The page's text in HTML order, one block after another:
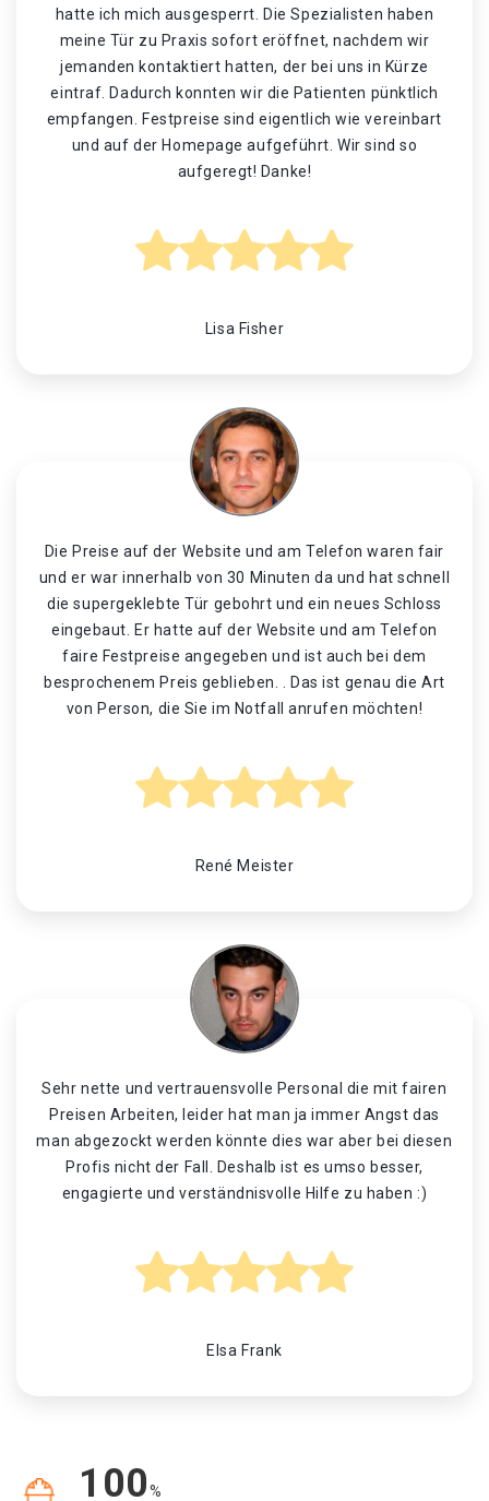
hatte ich mich ausgesperrt. Die Spezialisten haben
meine Tür zu Praxis sofort eröffnet, nachdem wir
jemanden kontaktiert hatten, der bei uns in Kürze
eintraf. Dadurch konnten wir die Patienten pünktlich
empfangen. Festpreise sind eigentlich wie vereinbart
und auf der Homepage aufgeführt. Wir sind so
aufgeregt! Danke!
Lisa Fisher
Die Preise auf der Website und am Telefon waren fair
und er war innerhalb von 30 Minuten da und hat schnell
die supergeklebte Tür gebohrt und ein neues Schloss
eingebaut. Er hatte auf der Website und am Telefon
faire Festpreise angegeben und ist auch bei dem
besprochenem Preis geblieben. . Das ist genau die Art
von Person, die Sie im Notfall anrufen möchten!
René Meister
Sehr nette und vertrauensvolle Personal die mit fairen
Preisen Arbeiten, leider hat man ja immer Angst das
man abgezockt werden könnte dies war aber bei diesen
Profis nicht der Fall. Deshalb ist es umso besser,
engagierte und verständnisvolle Hilfe zu haben :)
Elsa Frank
100%